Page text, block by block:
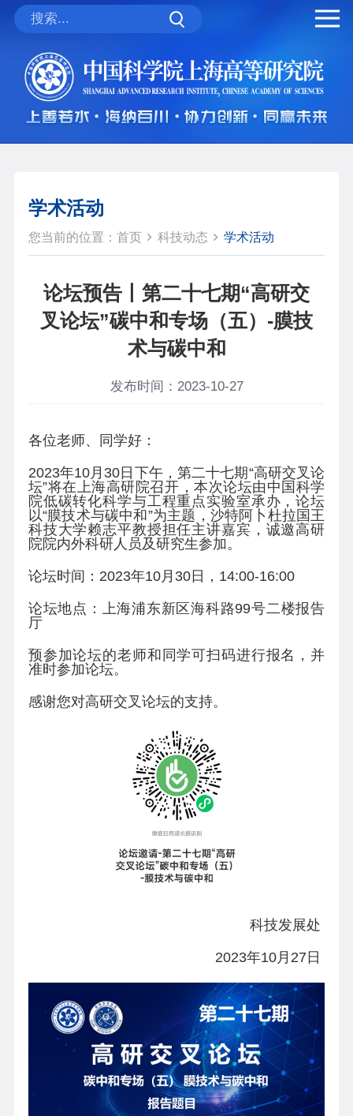
学术活动
您当前的位置： 首页 科技动态 学术活动
论坛预告丨第二十七期“高研交
叉论坛”碳中和专场（五）-膜技
术与碳中和
发布时间：2023-10-27
各位老师、同学好：
2023年10月 30日下午，第二十七期“高研交叉论
坛”将在上海高研院召开，本次论坛由中国科学
院低碳转化科学与工程重点实验室承办 ，论坛
以“膜技术与碳中和”为主题，沙特阿卜杜拉国王
科技大学赖志平教授担任主讲嘉宾，诚邀高研
院院内外科研人员及研究生参加。
论坛时间： 2023年10月 30日， 14:00-16:00
论坛地点：上海浦东新区海科路99号二楼报告
厅
预参加论坛的老师和同学可扫码进行报名，并
准时参加论坛。
感谢您对高研交叉论坛的支持。
科技发展处
2023年10月 27日